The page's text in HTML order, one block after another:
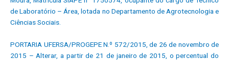
de Laboratório – Área, lotada no Departamento de Agrotecnologia e
Ciências Sociais.
PORTARIA UFERSA/PROGEPE N.º 572/2015, de 26 de novembro de
2015 – Alterar, a partir de 21 de janeiro de 2015, o percentual do